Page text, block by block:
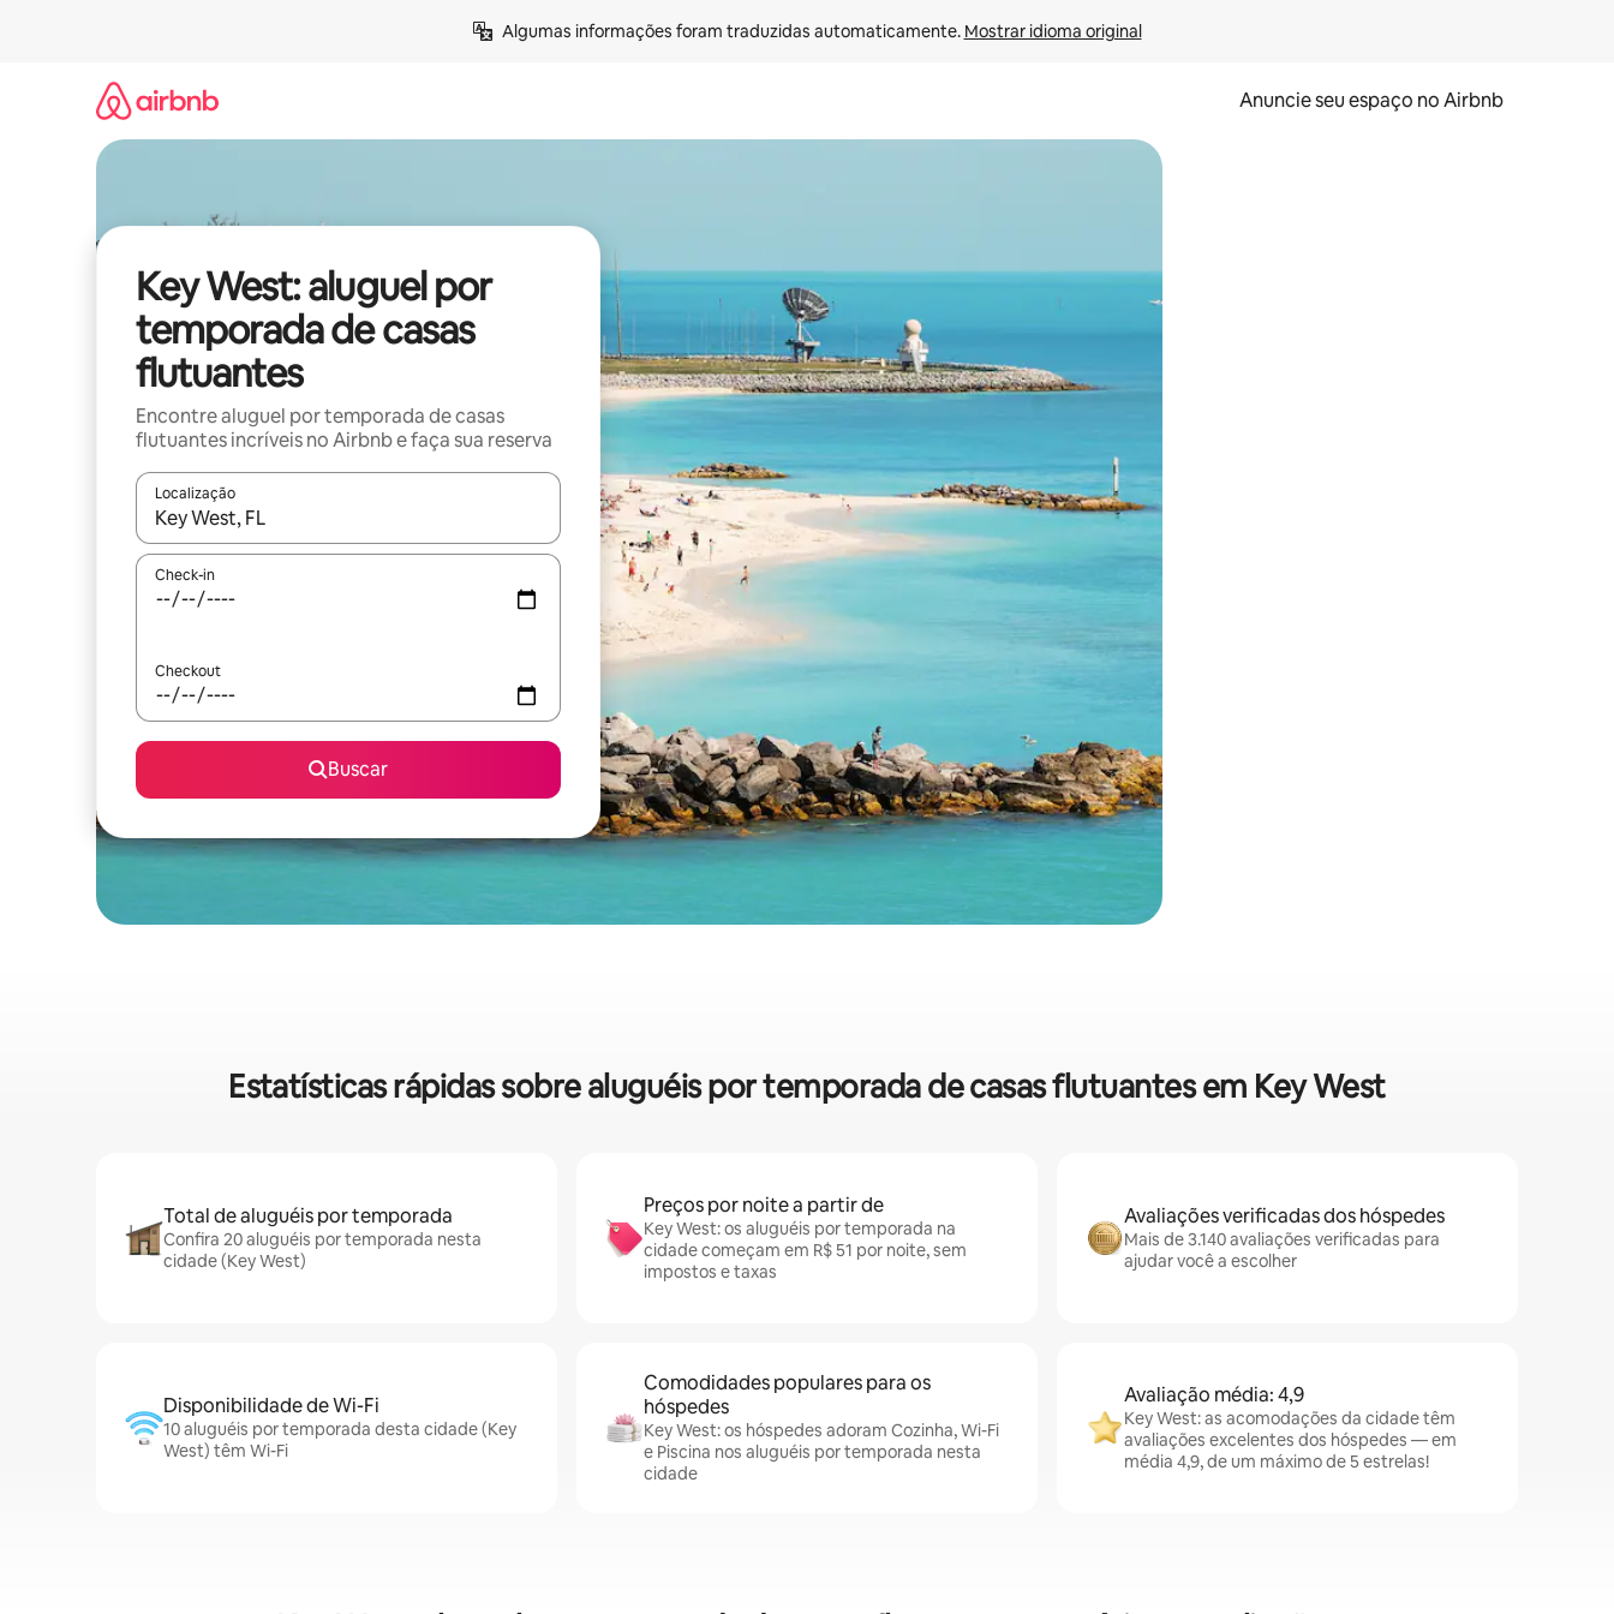
Algumas informações foram traduzidas automaticamente. Mostrar idioma original
Anuncie seu espaço no Airbnb
Key West: aluguel por
temporada de casas
flutuantes
Encontre aluguel por temporada de casas
flutuantes incríveis no Airbnb e faça sua reserva
Localização
Quando os resultados estiverem disponíveis, explore-os usando as seta para cima e para baixo do teclado ou tocando e deslizando o dedo na tela.
Check-in
Checkout
Buscar
Estatísticas rápidas sobre aluguéis por temporada de casas flutuantes em Key West
Total de aluguéis por temporada
Confira 20 aluguéis por temporada nesta
cidade (Key West)
Preços por noite a partir de
Key West: os aluguéis por temporada na
cidade começam em R$ 51 por noite, sem
impostos e taxas
Avaliações verificadas dos hóspedes
Mais de 3.140 avaliações verificadas para
ajudar você a escolher
Disponibilidade de Wi-Fi
10 aluguéis por temporada desta cidade (Key
West) têm Wi-Fi
Comodidades populares para os
hóspedes
Key West: os hóspedes adoram Cozinha, Wi-Fi
e Piscina nos aluguéis por temporada nesta
cidade
Avaliação média: 4,9
Key West: as acomodações da cidade têm
avaliações excelentes dos hóspedes — em
média 4,9, de um máximo de 5 estrelas!